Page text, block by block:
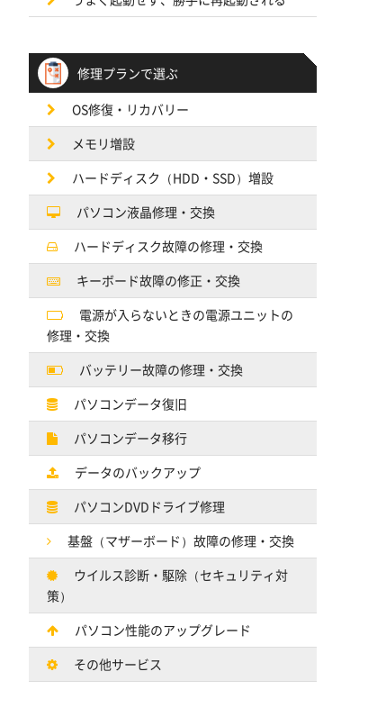
修理プランで選ぶ
OS修復・リカバリー
メモリ増設
ハードディスク（HDD・SSD）増設
パソコン液晶修理・交換
ハードディスク故障の修理・交換
キーボード故障の修正・交換
電源が入らないときの電源ユニットの
修理・交換
バッテリー故障の修理・交換
パソコンデータ復旧
パソコンデータ移行
データのバックアップ
パソコンDVDドライブ修理
基盤（マザーボード）故障の修理・交換
ウイルス診断・駆除（セキュリティ対
策）
パソコン性能のアップグレード
その他サービス